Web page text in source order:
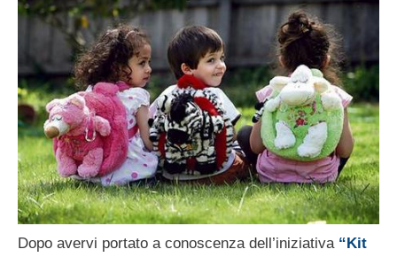
Dopo avervi portato a conoscenza dell’iniziativa “Kit